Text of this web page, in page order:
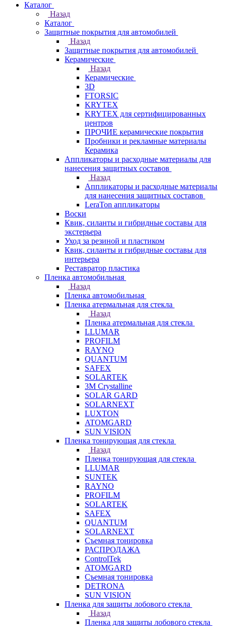
Каталог
Назад
Каталог
Защитные покрытия для автомобилей
Назад
Защитные покрытия для автомобилей
Керамические
Назад
Керамические
3D
FTORSIC
KRYTEX
KRYTEX для сертифицированных
центров
ПРОЧИЕ керамические покрытия
Пробники и рекламные материалы
Керамика
Аппликаторы и расходные материалы для
нанесения защитных составов
Назад
Аппликаторы и расходные материалы
для нанесения защитных составов
LeraTon аппликаторы
Воски
Квик, силанты и гибридные составы для
экстерьера
Уход за резиной и пластиком
Квик, силанты и гибридные составы для
интерьера
Реставратор пластика
Пленка автомобильная
Назад
Пленка автомобильная
Пленка атермальная для стекла
Назад
Пленка атермальная для стекла
LLUMAR
PROFILM
RAYNO
QUANTUM
SAFEX
SOLARTEK
3M Crystalline
SOLAR GARD
SOLARNEXT
LUXTON
ATOMGARD
SUN VISION
Пленка тонирующая для стекла
Назад
Пленка тонирующая для стекла
LLUMAR
SUNTEK
RAYNO
PROFILM
SOLARTEK
SAFEX
QUANTUM
SOLARNEXT
Съемная тонировка
РАСПРОДАЖА
ControlTek
ATOMGARD
Съемная тонировка
DETRONA
SUN VISION
Пленка для защиты лобового стекла
Назад
Пленка для защиты лобового стекла